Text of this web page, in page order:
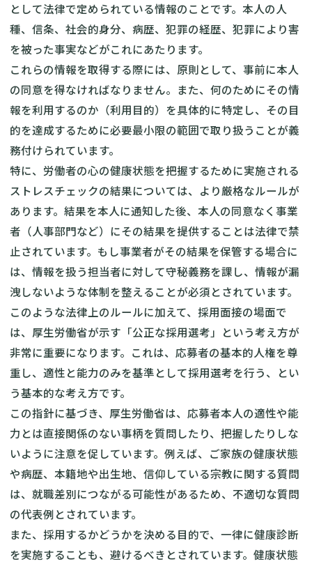
として法律で定められている情報のことです。本人の人
種、信条、社会的身分、病歴、犯罪の経歴、犯罪により害
を被った事実などがこれにあたります。
これらの情報を取得する際には、原則として、事前に本人
の同意を得なければなりません。また、何のためにその情
報を利用するのか（利用目的）を具体的に特定し、その目
的を達成するために必要最小限の範囲で取り扱うことが義
務付けられています。
特に、労働者の心の健康状態を把握するために実施される
ストレスチェックの結果については、より厳格なルールが
あります。結果を本人に通知した後、本人の同意なく事業
者（人事部門など）にその結果を提供することは法律で禁
止されています。もし事業者がその結果を保管する場合に
は、情報を扱う担当者に対して守秘義務を課し、情報が漏
洩しないような体制を整えることが必須とされています。
このような法律上のルールに加えて、採用面接の場面で
は、厚生労働省が示す「公正な採用選考」という考え方が
非常に重要になります。これは、応募者の基本的人権を尊
重し、適性と能力のみを基準として採用選考を行う、とい
う基本的な考え方です。
この指針に基づき、厚生労働省は、応募者本人の適性や能
力とは直接関係のない事柄を質問したり、把握したりしな
いように注意を促しています。例えば、ご家族の健康状態
や病歴、本籍地や出生地、信仰している宗教に関する質問
は、就職差別につながる可能性があるため、不適切な質問
の代表例とされています。
また、採用するかどうかを決める目的で、一律に健康診断
を実施することも、避けるべきとされています。健康状態